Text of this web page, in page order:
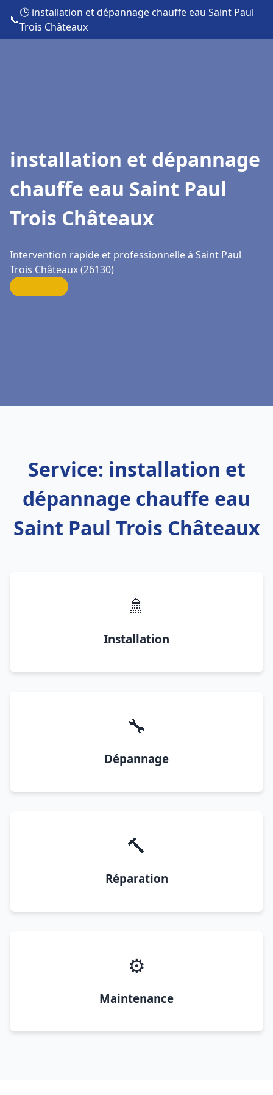
📞
🕒 installation et dépannage chauffe eau Saint Paul
Trois Châteaux
installation et dépannage
chauffe eau Saint Paul
Trois Châteaux
Intervention rapide et professionnelle à Saint Paul
Trois Châteaux (26130)
Service: installation et
dépannage chauffe eau
Saint Paul Trois Châteaux
🚿
Installation
🔧
Dépannage
🔨
Réparation
⚙️
Maintenance